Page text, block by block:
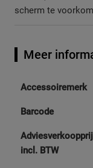
scherm te
Meer
Meer
Accessoiremerk
Barcode
incl. BTW